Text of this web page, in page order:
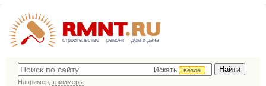
строительство ремонт дом и дача
Искать
везде
Например, триммеры